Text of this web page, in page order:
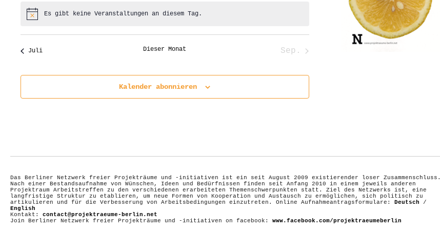
HinweisEs gibt keine Veranstaltungen an diesem Tag.
Juli Dieser Monat Sep.
Kalender abonnieren
Das Berliner Netzwerk freier Projekträume und -initiativen ist ein seit August 2009 existierender loser Zusammenschluss.
Nach einer Bestandsaufnahme von Wünschen, Ideen und Bedürfnissen finden seit Anfang 2010 in einem jeweils anderen
Projektraum Arbeitstreffen zu den verschiedenen erarbeiteten Themenschwerpunkten statt. Ziel des Netzwerks ist, eine
langfristige Struktur zu etablieren, um neue Formen von Kooperation und Austausch zu ermöglichen, sich politisch zu
artikulieren und für die Verbesserung von Arbeitsbedingungen einzutreten. Online Aufnahmeantragsformulare:
Deutsch /
English
Kontakt: contact@projektraeume-berlin.net
Join Berliner Netzwerk freier Projekträume und -initiativen on facebook: www.facebook.com/projektraeumeberlin